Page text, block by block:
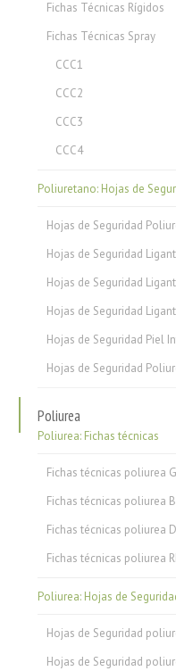
Fichas Técnicas Rígidos
Fichas Técnicas Spray
CCC1
CCC2
CCC3
CCC4
Poliuretano: Hojas de
Hojas de Seguridad
Hojas de Seguridad
Hojas de Seguridad
Hojas de Seguridad
Hojas de Seguridad Piel
Hojas de Seguridad
Poliurea
Poliurea: Fichas técnicas
Fichas técnicas poliurea
Fichas técnicas poliurea
Fichas técnicas poliurea
Fichas técnicas poliurea
Poliurea: Hojas de
Hojas de Seguridad
Hojas de Seguridad